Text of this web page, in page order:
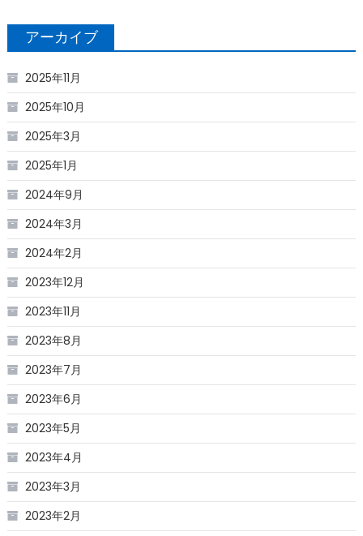
アーカイブ
2025年11月
2025年10月
2025年3月
2025年1月
2024年9月
2024年3月
2024年2月
2023年12月
2023年11月
2023年8月
2023年7月
2023年6月
2023年5月
2023年4月
2023年3月
2023年2月